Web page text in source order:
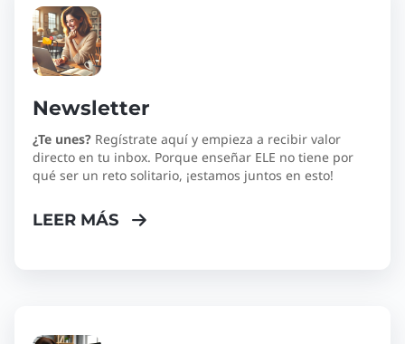
Newsletter
¿Te unes? Regístrate aquí y empieza a recibir valor
directo en tu inbox. Porque enseñar ELE no tiene por
qué ser un reto solitario, ¡estamos juntos en esto!
LEER MÁS